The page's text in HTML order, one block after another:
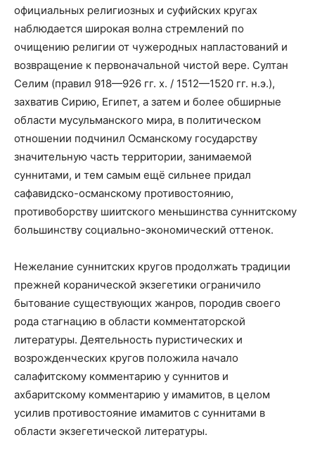
официальных религиозных и суфийских кругах
наблюдается широкая волна стремлений по
очищению религии от чужеродных напластований и
возвращение к первоначальной чистой вере. Султан
Селим (правил 918—926 гг. х. / 1512—1520 гг. н.э.),
захватив Сирию, Египет, а затем и более обширные
области мусульманского мира, в политическом
отношении подчинил Османскому государству
значительную часть территории, занимаемой
суннитами, и тем самым ещё сильнее придал
сафавидско-османскому противостоянию,
противоборству шиитского меньшинства суннитскому
большинству социально-экономический оттенок.
Нежелание суннитских кругов продолжать традиции
прежней коранической экзегетики ограничило
бытование существующих жанров, породив своего
рода стагнацию в области комментаторской
литературы. Деятельность пуристических и
возрожденческих кругов положила начало
салафитскому комментарию у суннитов и
ахбаритскому комментарию у имамитов, в целом
усилив противостояние имамитов с суннитами в
области экзегетической литературы.